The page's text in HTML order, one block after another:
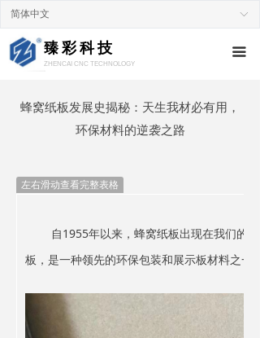
臻彩科技
ZHENCAI CNC TECHNOLOGY
끀
ꀅ
简体中文
蜂窝纸板发展史揭秘：天生我材必有用，
环保材料的逆袭之路
左右滑动查看完整表格
自1955年以来，蜂窝纸板出现在我们的
板，是一种领先的环保包装和展示板材料之一。